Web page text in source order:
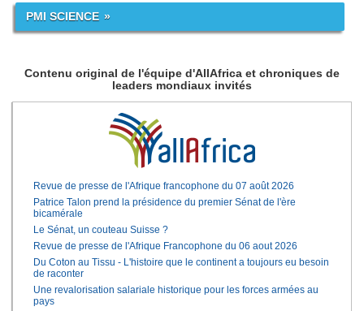
PMI SCIENCE
Contenu original de l'équipe d'AllAfrica et chroniques de
leaders mondiaux invités
Revue de presse de l'Afrique francophone du 07 août 2026
Patrice Talon prend la présidence du premier Sénat de l'ère
bicamérale
Le Sénat, un couteau Suisse ?
Revue de presse de l'Afrique Francophone du 06 aout 2026
Du Coton au Tissu - L'histoire que le continent a toujours eu besoin
de raconter
Une revalorisation salariale historique pour les forces armées au
pays